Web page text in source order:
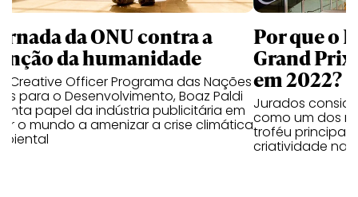
da ONU contra a
da humanidade
Creative Officer Programa das Nações
para o Desenvolvimento, Boaz Paldi
papel da indústria publicitária em
o mundo a amenizar a crise climática
Por que o
Grand Prix
em 2022?
Jurados
como um dos
troféu principal,
criatividade